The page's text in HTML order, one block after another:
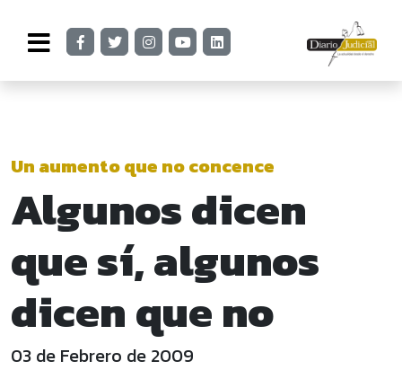
Un aumento que no concence
Algunos dicen
que sí, algunos
dicen que no
03 de Febrero de 2009